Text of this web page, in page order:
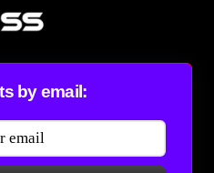
by email: